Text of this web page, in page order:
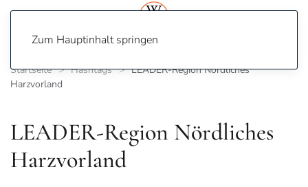
Zum Hauptinhalt springen
Startseite Hashtags
LEADER-Region Nördliches
Harzvorland
LEADER-Region Nördliches
Harzvorland